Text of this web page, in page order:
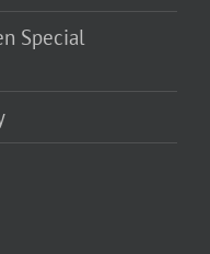
Special